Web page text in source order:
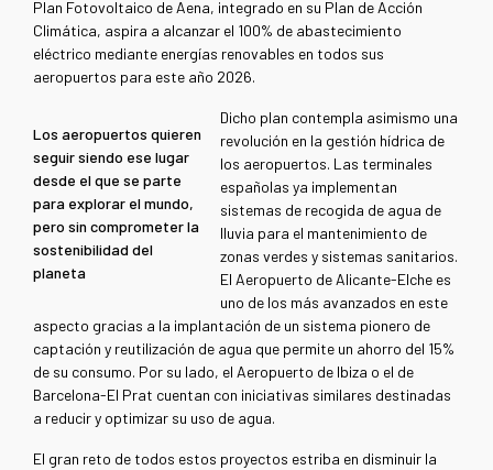
Plan Fotovoltaico de Aena, integrado en su Plan de Acción
Climática, aspira a alcanzar el 100% de abastecimiento
eléctrico mediante energías renovables en todos sus
aeropuertos para este año 2026.
Los aeropuertos quieren
seguir siendo ese lugar
desde el que se parte
para explorar el mundo,
pero sin comprometer la
sostenibilidad del
planeta
Dicho plan contempla asimismo una
revolución en la gestión hídrica de
los aeropuertos. Las terminales
españolas ya implementan
sistemas de recogida de agua de
lluvia para el mantenimiento de
zonas verdes y sistemas sanitarios.
El Aeropuerto de Alicante-Elche es
uno de los más avanzados en este
aspecto gracias a la implantación de un sistema pionero de
captación y reutilización de agua que permite un ahorro del 15%
de su consumo. Por su lado, el Aeropuerto de Ibiza o el de
Barcelona-El Prat cuentan con iniciativas similares destinadas
a reducir y optimizar su uso de agua.
El gran reto de todos estos proyectos estriba en disminuir la